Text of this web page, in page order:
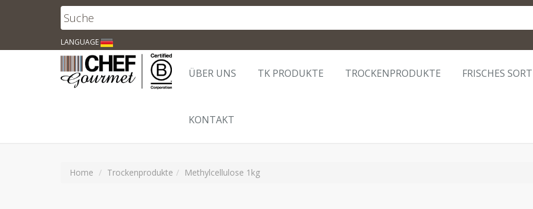
LANGUAGE
ÜBER UNS TK PRODUKTE TROCKENPRODUKTE FRISCHES
KONTAKT
Home Trockenprodukte Methylcellulose 1kg